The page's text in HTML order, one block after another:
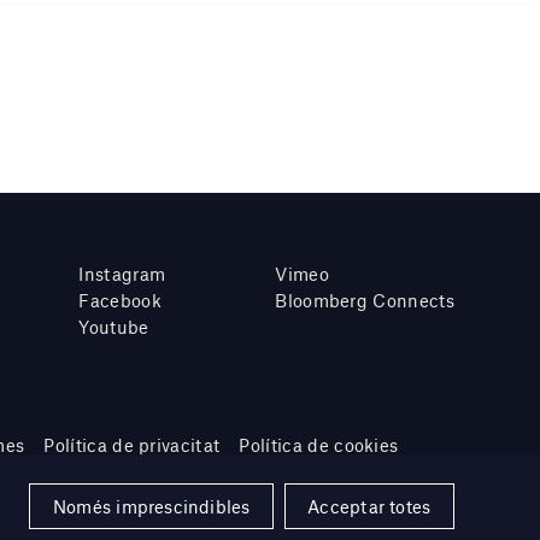
Instagram
Facebook
Youtube
Vimeo
Bloomberg Connects
Política de privacitat Política de cookies
Només imprescindibles Acceptar totes